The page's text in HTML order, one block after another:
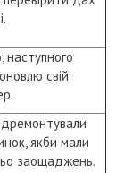
наступного
свій
якби мали
заощаджень.